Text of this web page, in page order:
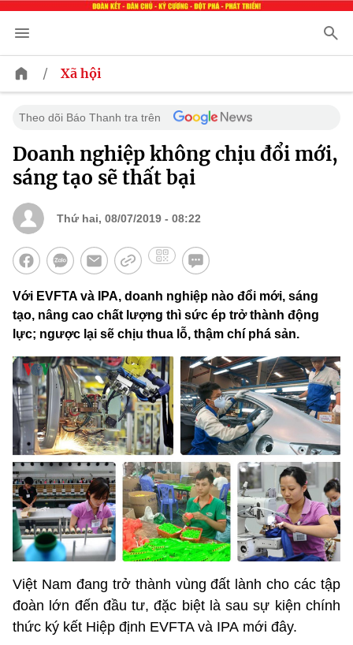
/ Xã hội
Theo dõi Báo Thanh tra trên
Doanh nghiệp không chịu đổi mới,
sáng tạo sẽ thất bại
Thứ hai, 08/07/2019 - 08:22
Với EVFTA và IPA, doanh nghiệp nào đổi mới, sáng
tạo, nâng cao chất lượng thì sức ép trở thành động
lực; ngược lại sẽ chịu thua lỗ, thậm chí phá sản.
Việt Nam đang trở thành vùng đất lành cho các tập
đoàn lớn đến đầu tư, đặc biệt là sau sự kiện chính
thức ký kết Hiệp định EVFTA và IPA mới đây.